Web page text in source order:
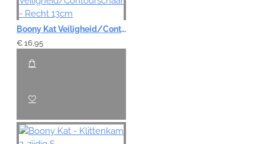
Boony Kat Veiligheid/Contourschaar - Recht 13cm
€ 16,95